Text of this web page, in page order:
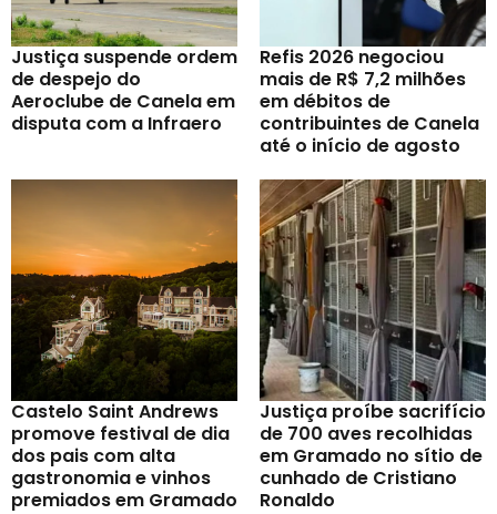
Justiça suspende ordem
de despejo do
Aeroclube de Canela em
disputa com a Infraero
Refis 2026 negociou
mais de R$ 7,2 milhões
em débitos de
contribuintes de Canela
até o início de agosto
Castelo Saint Andrews
promove festival de dia
dos pais com alta
gastronomia e vinhos
premiados em Gramado
Justiça proíbe sacrifício
de 700 aves recolhidas
em Gramado no sítio de
cunhado de Cristiano
Ronaldo